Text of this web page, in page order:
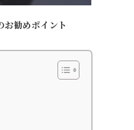
勧めポイント